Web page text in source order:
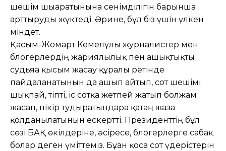
шешім шығаратынына сенімділігін барынша
арттыруды жүктеді. Әрине, бұл біз үшін үлкен
міндет.
Қасым-Жомарт Кемелұлы журналистер мен
блогерлердің жариялылық пен ашықтықты
судьяға қысым жасау құралы ретінде
пайдаланатынын да ашып айтып, сот шешімі
шықпай, тіпті, іс сотқа жетпей жатып болжам
жасап, пікір тудыратындарға қатаң жаза
қолданылатынын ескертті. Президенттің бұл
сөзі БАҚ өкілдеріне, әсіресе, блогерлерге сабақ
болар деген үміттеміз. Бұған қоса сот үдерістерін